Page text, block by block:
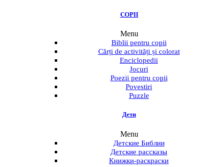
COPII
Menu
Biblii pentru copii
Cărți de activități și colorat
Enciclopedii
Jocuri
Poezii pentru copii
Povestiri
Puzzle
Дети
Menu
Детские Библии
Детские рассказы
Книжки-раскраски